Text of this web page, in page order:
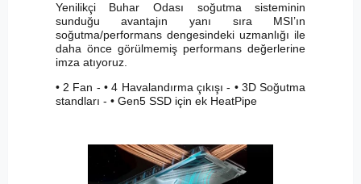
Yenilikçi Buhar Odası soğutma sisteminin
sunduğu avantajın yanı sıra MSI’ın
soğutma/performans dengesindeki uzmanlığı ile
daha önce görülmemiş performans değerlerine
imza atıyoruz.
• 2 Fan - • 4 Havalandırma çıkışı - • 3D Soğutma
standları - • Gen5 SSD için ek HeatPipe